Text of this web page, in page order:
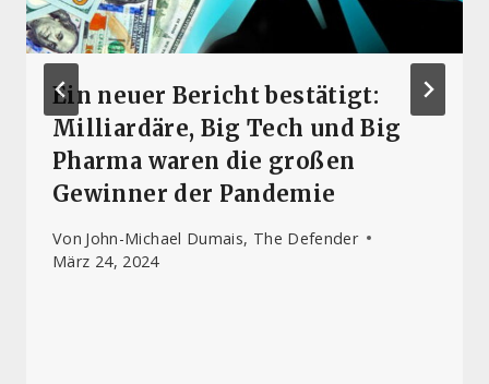
Ein neuer Bericht bestätigt:
Milliardäre, Big Tech und Big
Pharma waren die großen
Gewinner der Pandemie
Von John-Michael Dumais, The Defender
März 24, 2024